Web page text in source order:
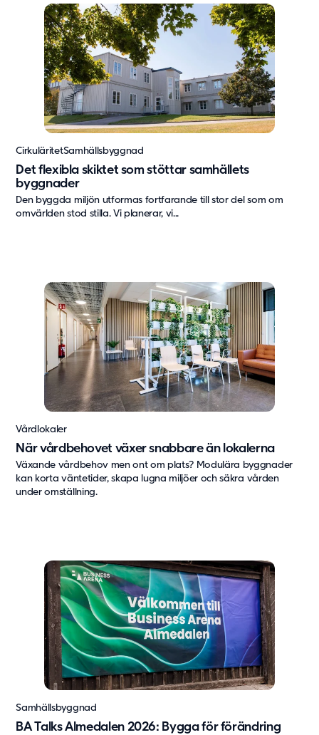
Vård & hälsa
Säkerhet & försvar
Att hyra
Fördelar med moduler
Hyresprocessen
Upphandling
Point/A
Tillval
Hållbarhetsrapportering
Om oss
Om Adapteo
Press & Media
Kunskapsbanken
Det senaste från Adapteo
Det flexibla skiktet som stöttar samhällets
byggnader
CirkuläritetSamhällsbyggnad
Den byggda miljön utformas fortfarande till stor del som om
omvärlden stod stilla. Vi planerar, vi...
När vårdbehovet växer snabbare än lokalerna
Vårdlokaler
Växande vårdbehov men ont om plats? Modulära byggnader
kan korta väntetider, skapa lugna miljöer och säkra vården
under omställning.
BA Talks Almedalen 2026: Bygga för förändring
Samhällsbyggnad